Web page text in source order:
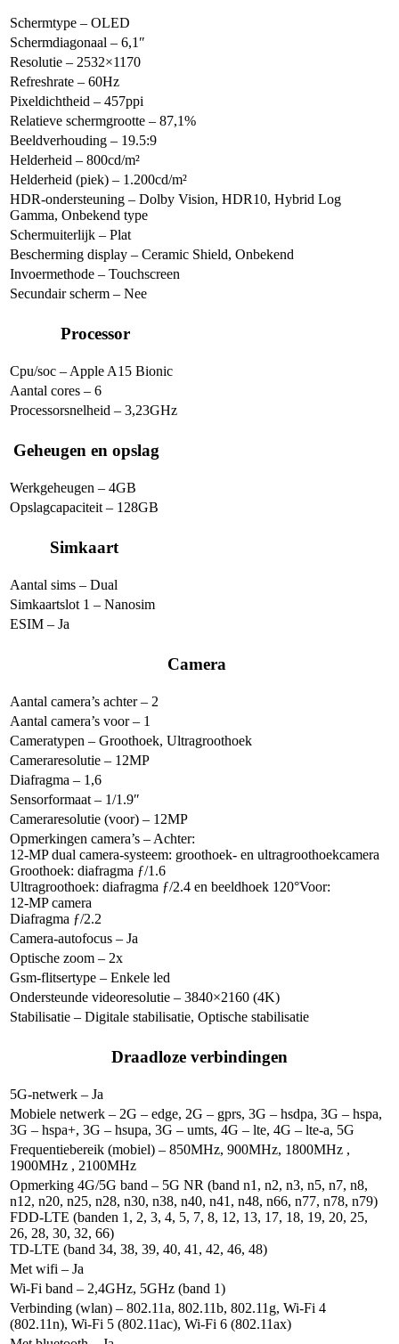
Schermtype – OLED
Schermdiagonaal – 6,1″
Resolutie – 2532×1170
Refreshrate – 60Hz
Pixeldichtheid – 457ppi
Relatieve schermgrootte – 87,1%
Beeldverhouding – 19.5:9
Helderheid – 800cd/m²
Helderheid (piek) – 1.200cd/m²
HDR-ondersteuning – Dolby Vision, HDR10, Hybrid Log
Gamma, Onbekend type
Schermuiterlijk – Plat
Bescherming display – Ceramic Shield, Onbekend
Invoermethode – Touchscreen
Secundair scherm – Nee
Processor
Cpu/soc – Apple A15 Bionic
Aantal cores – 6
Processorsnelheid – 3,23GHz
Geheugen en opslag
Werkgeheugen – 4GB
Opslagcapaciteit – 128GB
Simkaart
Aantal sims – Dual
Simkaartslot 1 – Nanosim
ESIM – Ja
Camera
Aantal camera’s achter – 2
Aantal camera’s voor – 1
Cameratypen – Groothoek, Ultragroothoek
Cameraresolutie – 12MP
Diafragma – 1,6
Sensorformaat – 1/1.9″
Cameraresolutie (voor) – 12MP
Opmerkingen camera’s – Achter:
12-MP dual camera-systeem: groot­hoek- en ultra­groothoek­camera
Groothoek: diafragma ƒ/1.6
Ultragroothoek: diafragma ƒ/2.4 en beeldhoek 120°Voor:
12‑MP camera
Diafragma ƒ/2.2
Camera-autofocus – Ja
Optische zoom – 2x
Gsm-flitsertype – Enkele led
Ondersteunde videoresolutie – 3840×2160 (4K)
Stabilisatie – Digitale stabilisatie, Optische stabilisatie
Draadloze verbindingen
5G-netwerk – Ja
Mobiele netwerk – 2G – edge, 2G – gprs, 3G – hsdpa, 3G – hspa,
3G – hspa+, 3G – hsupa, 3G – umts, 4G – lte, 4G – lte-a, 5G
Frequentiebereik (mobiel) – 850MHz, 900MHz, 1800MHz ,
1900MHz , 2100MHz
Opmerking 4G/5G band – 5G NR (band n1, n2, n3, n5, n7, n8,
n12, n20, n25, n28, n30, n38, n40, n41, n48, n66, n77, n78, n79)
FDD‑LTE (banden 1, 2, 3, 4, 5, 7, 8, 12, 13, 17, 18, 19, 20, 25,
26, 28, 30, 32, 66)
TD‑LTE (band 34, 38, 39, 40, 41, 42, 46, 48)
Met wifi – Ja
Wi-Fi band – 2,4GHz, 5GHz (band 1)
Verbinding (wlan) – 802.11a, 802.11b, 802.11g, Wi-Fi 4
(802.11n), Wi-Fi 5 (802.11ac), Wi-Fi 6 (802.11ax)